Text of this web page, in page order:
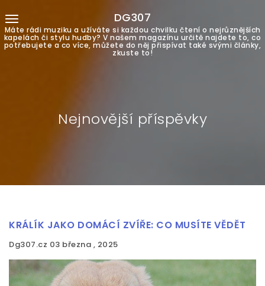
DG307
Máte rádi muziku a užíváte si každou chvilku čtení o nejrůznějších
kapelách či stylu hudby? V našem magazínu určitě najdete to, co
potřebujete a co více, můžete do něj přispívat také svými články,
zkuste to!
Nejnovější příspěvky
KRÁLÍK JAKO DOMÁCÍ ZVÍŘE: CO MUSÍTE VĚDĚT
Dg307.cz 03 března , 2025